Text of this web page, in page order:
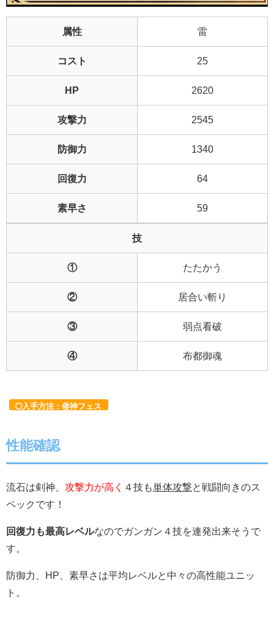
属性 雷
コスト 25
HP 2620
攻撃力 2545
防御力 1340
回復力 64
素早さ 59
技
① たたかう
② 居合い斬り
③ 弱点看破
④ 布都御魂
入手方法：倭神フェス
性能確認
流石は剣神、 攻撃力が高く ４技も 単体攻撃と戦闘向きのス
ペックです！
回復力も最高レベルなのでガンガン４技を連発出来そうで
す。
防御力、HP、素早さは平均レベルと中々の高性能ユニッ
ト。